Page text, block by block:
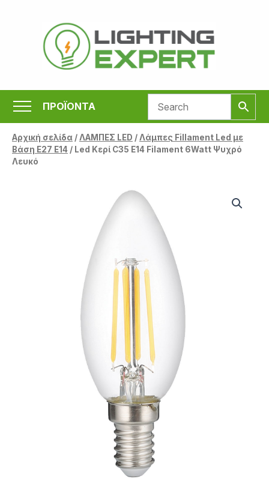
περιεχόμενο
ΠΡΟΪΟΝΤΑ
Αρχική σελίδα/ΛΑΜΠΕΣ LED /Λάμπες Fillament Led με
Βάση Ε27 E14/ Led Κερί C35 E14 Filament 6Watt Ψυχρό
Λευκό